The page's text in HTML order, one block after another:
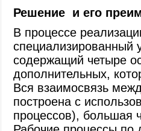
Решение и его
В процессе
специализированный
содержащий четыре
дополнительных,
Вся взаимосвязь
построена с
процессов), большая